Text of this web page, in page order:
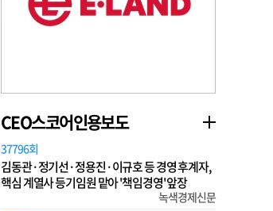
CEO스코어인용보도
37796회
김동관·정기선·정용진·이규호 등 경영 후계자,
핵심 계열사 등기임원 맡아 '책임경영' 앞장
녹색경제신문